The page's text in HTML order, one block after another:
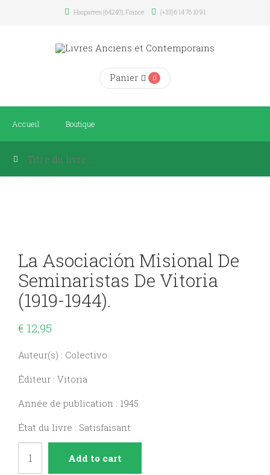
Hasparren (64240), France (+33) 6 14 76 10 91
Panier 0
Accueil Boutique
La Asociación Misional De
Seminaristas De Vitoria
(1919-1944).
€ 12,95
Auteur(s) : Colectivo
Éditeur : Vitoria
Année de publication : 1945
État du livre : Satisfaisant
Add to cart